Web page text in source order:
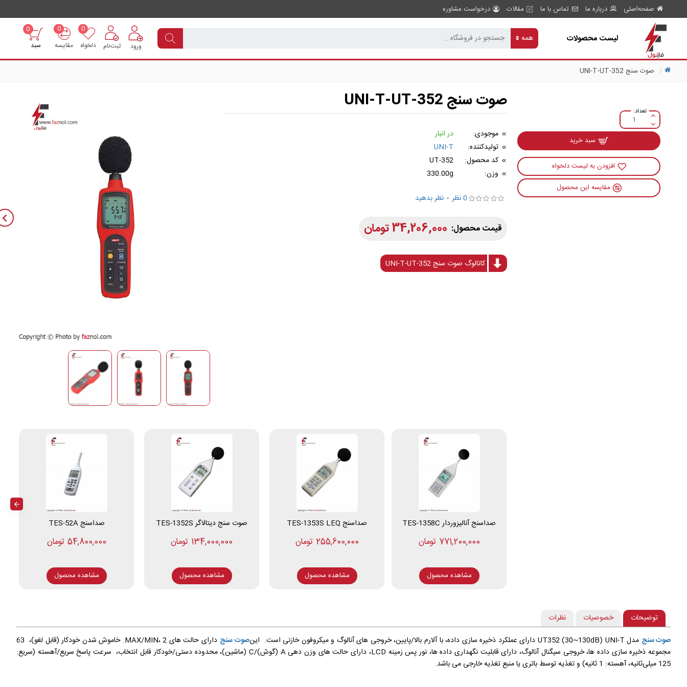
صفحه‌اصلی درباره ما تماس با ما مقالات درخواست مشاوره
لیست محصولات همه
ورود ثبت‌نام دلخواه
0
مقایسه
0
0
سبد
صوت سنج UNI-T-UT-352
سبد خرید
افزودن به لیست دلخواه
مقایسه این محصول
صوت سنج UNI-T-UT-352
موجودی:
در انبار
تولیدکننده:
UNI-T
کد محصول:
UT-352
وزن:
330.00g
0 نظر
- نظر بدهید
34,206,000 تومان
کاتالوگ صوت سنج UNI-T-UT-352
صداسنج آنالیزوردار TES-1358C
771,200,000 تومان
مشاهده محصول
صداسنج TES-1353S LEQ
255,600,000 تومان
مشاهده محصول
صوت سنج دیتالاگر TES-1352S
134,000,000 تومان
مشاهده محصول
صداسنج TES-52A
54,800,000 تومان
مشاهده محصول
توضیحات خصوصیات
نظرات
صوت سنج مدل UT352 (30~130dB) UNI-T دارای عملکرد ذخیره سازی داده، با آلارم بالا/پایین، خروجی های آنالوگ و میکروفون خازنی است. این صوتسنج
دارای حالت های MAX/MIN، 2. خاموش شدن خودکار (قابل لغو)، 63
مجموعه ذخیره سازی داده ها، خروجی سیگنال آنالوگ، دارای قابلیت نگهداری داده ها، نور پس زمینه LCD، دارای حالت های وزن دهی A (گوش)/C (ماشین)، محدوده دستی/خودکار قابل انتخاب، سرعت پاسخ سریع/آهسته (سریع:
125 میلی‌ثانیه، آهسته: 1 ثانیه) و تغذیه توسط باتری یا منبع تغذیه خارجی می باشد.